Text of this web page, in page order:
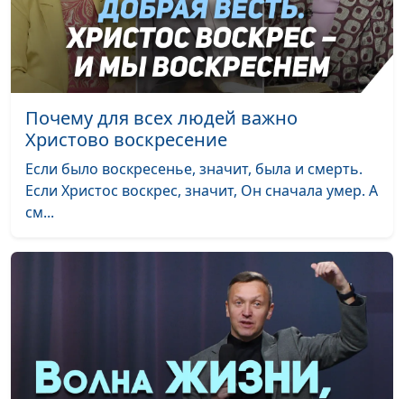
и Елена
Варнавская
Как нам служит Христос,
наш Первосвященник
Юлия Уткина,
Александр Камнев,
пресвитер церкви
и Елена
Варнавская
#37
Чем закончится Божий
суд
Юлия Уткина,
Варнавская
#36
сатаной
Юлия Уткина,
Александр Камнев,
пресвитер церкви
и Елена
#35
Почему для всех людей важно
Христово воскресение
Если было воскресенье, значит, была и смерть.
Если Христос воскрес, значит, Он сначала умер. А
см...